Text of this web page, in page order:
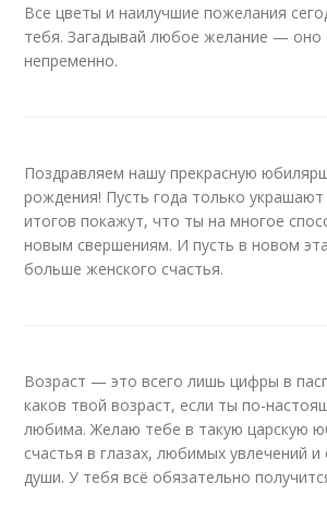
Все цветы и наилучшие пожелания
тебя. Загадывай любое желание — оно
непременно.
Поздравляем нашу прекрасную
рождения! Пусть года только
итогов покажут, что ты на многое
новым свершениям. И пусть в новом
больше женского счастья.
Возраст — это всего лишь цифры в
каков твой возраст, если ты по-
любима. Желаю тебе в такую царскую
счастья в глазах, любимых увлечений и
души. У тебя всё обязательно